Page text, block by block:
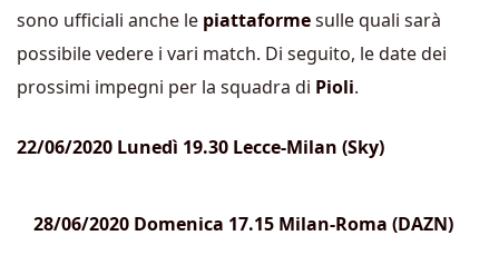
sono ufficiali anche le piattaformesulle quali sarà
possibile vedere i vari match. Di seguito, le date dei
prossimi impegni per la squadra di Pioli.
22/06/2020 Lunedì 19.30 Lecce-Milan (Sky)
28/06/2020 Domenica 17.15 Milan-Roma (DAZN)